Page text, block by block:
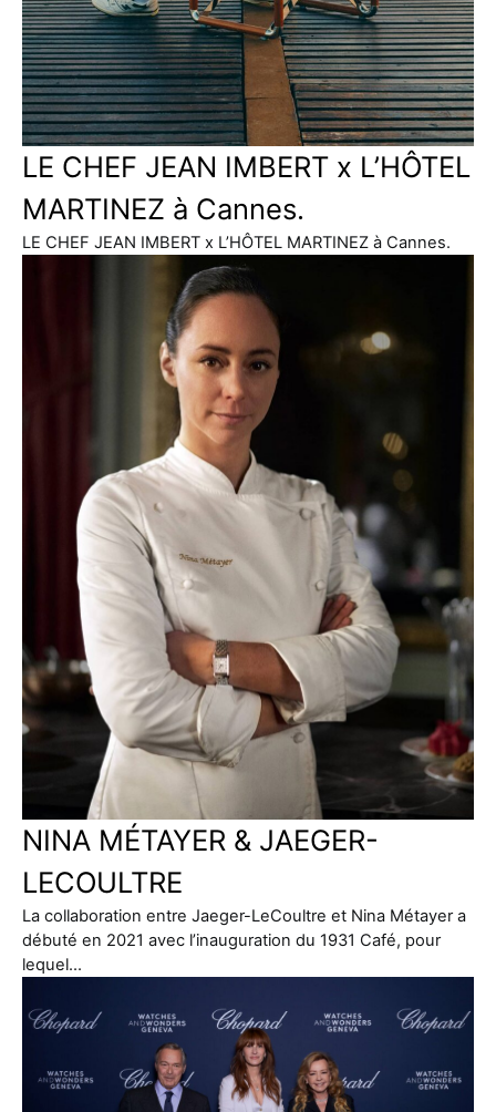
LE CHEF JEAN IMBERT x L’HÔTEL
MARTINEZ à Cannes.
LE CHEF JEAN IMBERT x L’HÔTEL MARTINEZ à Cannes.
NINA MÉTAYER & JAEGER-
LECOULTRE
La collaboration entre Jaeger-LeCoultre et Nina Métayer a
débuté en 2021 avec l’inauguration du 1931 Café, pour
lequel…